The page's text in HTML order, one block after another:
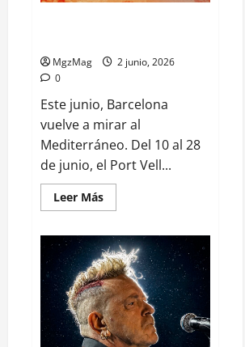
MgzMag
2 junio, 2026
0
Este junio, Barcelona
vuelve a mirar al
Mediterráneo. Del 10 al 28
de junio, el Port Vell...
Leer Más